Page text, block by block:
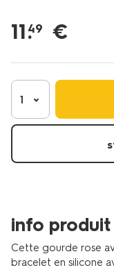
fr/manger-
cuisiner/
ml-
inox-
fleurs-
11.
49 €
1
info produit
Cette gourde rose
bracelet en silicone